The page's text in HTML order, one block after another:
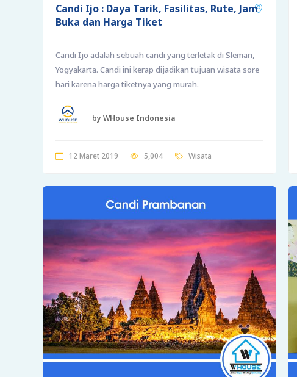
Candi Ijo : Daya Tarik, Fasilitas, Rute, Jam
Buka dan Harga Tiket
Candi Ijo adalah sebuah candi yang terletak di Sleman,
Yogyakarta. Candi ini kerap dijadikan tujuan wisata sore
hari karena harga tiketnya yang murah.
by WHouse Indonesia
12 Maret 2019 5,004 Wisata